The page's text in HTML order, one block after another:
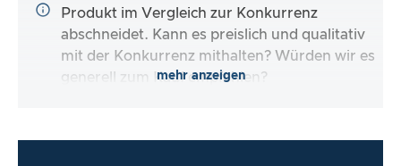
Produkt im Vergleich zur Konkurrenz
abschneidet. Kann es preislich und qualitativ
mit der Konkurrenz mithalten? Würden wir es
generell zum Kauf empfehlen?
mehr anzeigen